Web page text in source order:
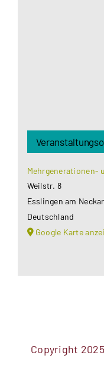
Mehrgenerationen-
Weilstr. 8
Esslingen am Neckar
Deutschland
Google Karte
Copyright